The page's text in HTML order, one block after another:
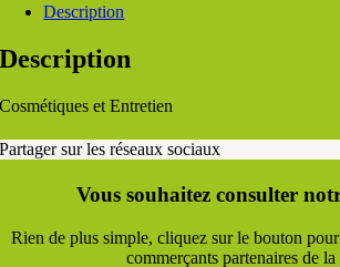
Description
Description
Cosmétiques et Entretien
Partager sur les réseaux sociaux
Vous souhaitez consulter
Rien de plus simple, cliquez sur le bouton
commerçants partenaires de